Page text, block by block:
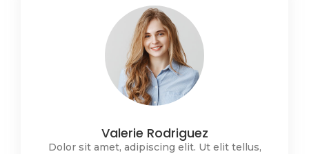
Valerie Rodriguez
Dolor sit amet, adipiscing elit. Ut elit tellus,